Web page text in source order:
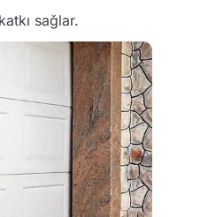
sağlar.